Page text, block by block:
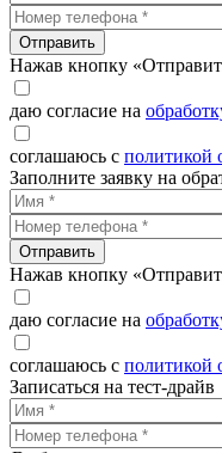
Отправить
Нажав кнопку
даю согласие на
соглашаюсь с политикой
Заполните заявку на
Отправить
Нажав кнопку
даю согласие на
соглашаюсь с политикой
Записаться на тест-драйв